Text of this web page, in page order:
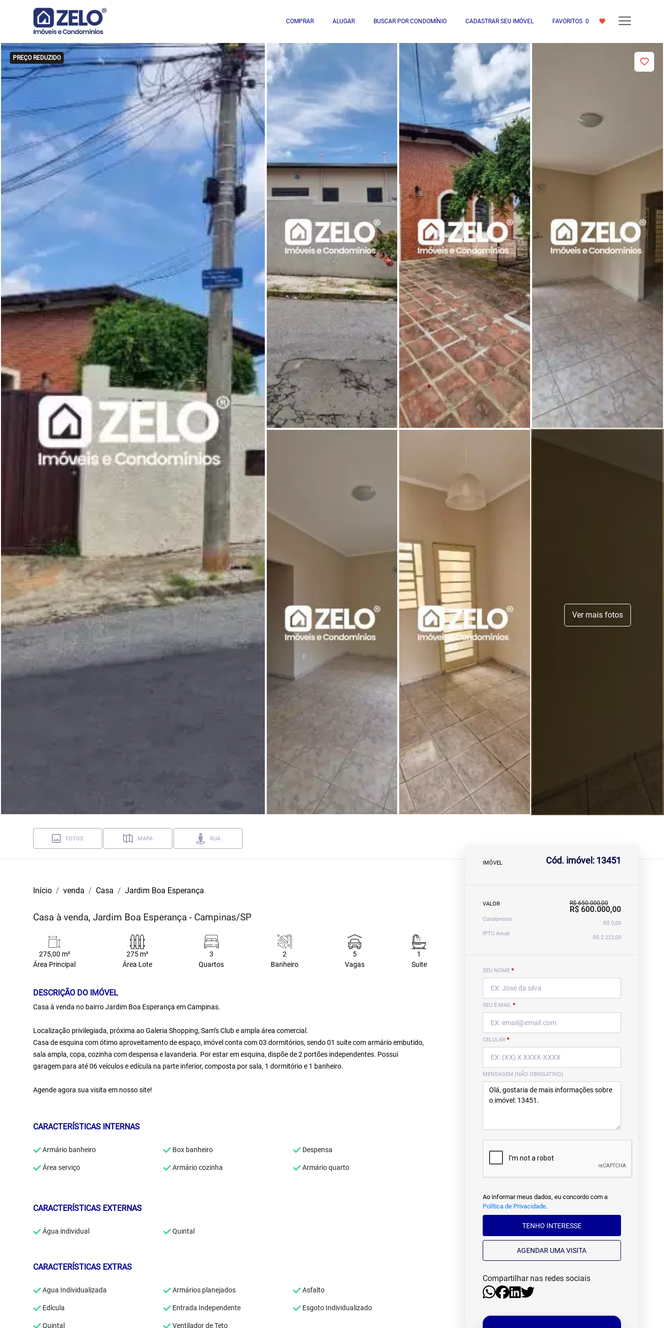
COMPRAR ALUGAR BUSCAR POR CONDOMÍNIO CADASTRAR SEU IMÓVEL FAVORITOS 0
PREÇO REDUZIDO
Ver mais fotos
FOTOS MAPA RUA
Início venda Casa Jardim Boa Esperança
Casa à venda, Jardim Boa Esperança - Campinas/SP
275,00 m²
Área Principal
275 m²
Área Lote
3
Quartos
2
Banheiro
5
Vagas
1
Suite
DESCRIÇÃO DO IMÓVEL
Casa à venda no bairro Jardim Boa Esperança em Campinas.
Localização privilegiada, próxima ao Galeria Shopping, Sam’s Club e ampla área comercial.
Casa de esquina com ótimo aproveitamento de espaço, imóvel conta com 03 dormitórios, sendo 01 suíte com armário embutido,
sala ampla, copa, cozinha com despensa e lavanderia. Por estar em esquina, dispõe de 2 portões independentes. Possui
garagem para até 06 veículos e edícula na parte inferior, composta por sala, 1 dormitório e 1 banheiro.
Agende agora sua visita em nosso site!
CARACTERÍSTICAS INTERNAS
Armário banheiro Box banheiro Despensa
Área serviço Armário cozinha Armário quarto
CARACTERÍSTICAS EXTERNAS
Água individual Quintal
CARACTERÍSTICAS EXTRAS
Agua Individualizada Armários planejados Asfalto
Edícula Entrada Independente Esgoto Individualizado
Quintal Ventilador de Teto
IMÓVEL Cód. imóvel: 13451
VALOR R$ 650.000,00
R$ 600.000,00
Condomínio
R$ 0,00
IPTU Anual
R$ 2.223,00
SEU NOME *
SEU E-MAIL *
CELULAR *
MENSAGEM (NÃO OBRIGATRIO)
Ao informar meus dados, eu concordo com a
Política de Privacidade.
TENHO INTERESSE
AGENDAR UMA VISITA
Compartilhar nas redes sociais